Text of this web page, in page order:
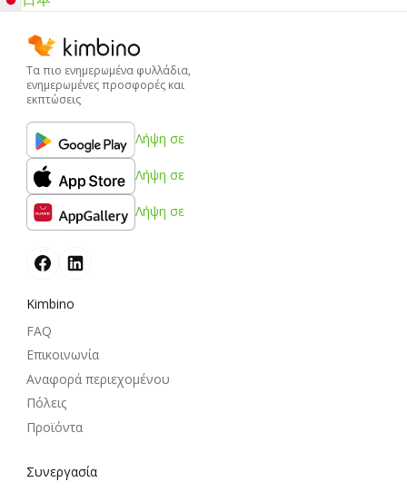
Τα πιο ενημερωμένα φυλλάδια,
ενημερωμένες προσφορές και
εκπτώσεις
Λήψη σε
Λήψη σε
Λήψη σε
Kimbino
FAQ
Επικοινωνία
Αναφορά περιεχομένου
Πόλεις
Προϊόντα
Συνεργασία